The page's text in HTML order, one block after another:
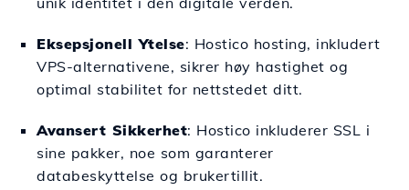
Eksepsjonell Ytelse: Hostico hosting, inkludert
VPS-alternativene, sikrer høy hastighet og
optimal stabilitet for nettstedet ditt.
Avansert Sikkerhet: Hostico inkluderer SSL i
sine pakker, noe som garanterer
databeskyttelse og brukertillit.